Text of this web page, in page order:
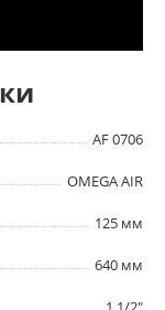
AF 0706
OMEGA AIR
125 мм
640 мм